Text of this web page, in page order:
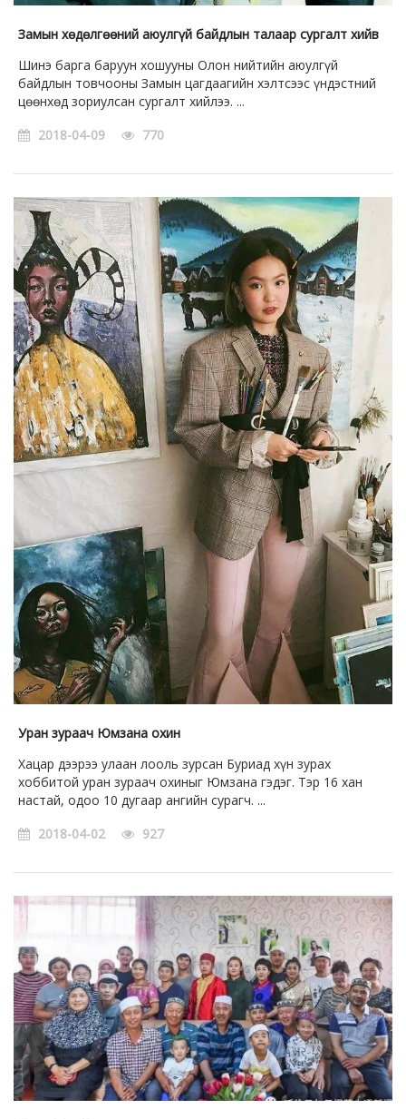
Замын хөдөлгөөний аюулгүй байдлын талаар сургалт хийв
Шинэ барга баруун хошууны Олон нийтийн аюулгүй
байдлын товчооны Замын цагдаагийн хэлтсээс үндэстний
цөөнхөд зориулсан сургалт хийлээ. ...
2018-04-09
770
Уран зураач Юмзана охин
Хацар дээрээ улаан лооль зурсан Буриад хүн зурах
хоббитой уран зураач охиныг Юмзана гэдэг. Тэр 16 хан
настай, одоо 10 дугаар ангийн сурагч. ...
2018-04-02
927